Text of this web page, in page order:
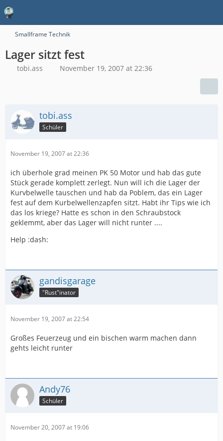
Smallframe Technik
Lager sitzt fest
tobi.ass November 19, 2007 at 22:36
tobi.ass
Schüler
November 19, 2007 at 22:36
ich überhole grad meinen PK 50 Motor und hab das gute
Stück gerade komplett zerlegt. Nun will ich die Lager der
Kurvbelwelle tauschen und hab da Poblem, das ein Lager
fest auf dem Kurbelwellenzapfen sitzt. Habt ihr Tips wie ich
das los kriege? Hatte es schon in den Schraubstock
geklemmt, aber das Lager will nicht runter ....
Help :dash:
gandisgarage
"Rust"inator
November 19, 2007 at 22:54
Großes Feuerzeug und ein bischen warm machen dann
gehts leicht runter
Andy76
Schüler
November 20, 2007 at 19:06